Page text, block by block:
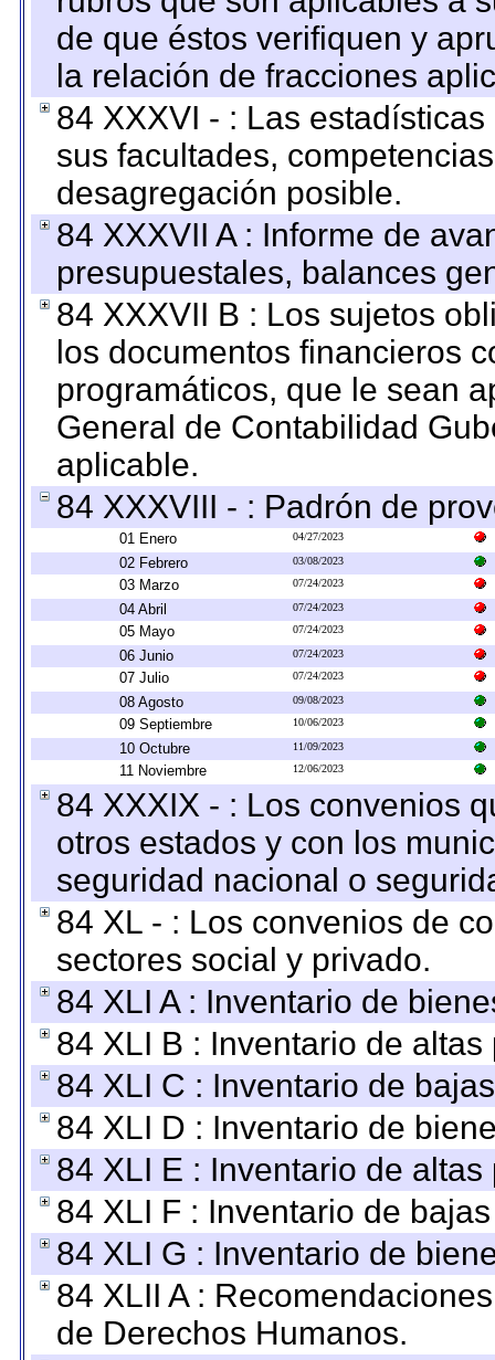
de que éstos verifiquen y
la relación de fracciones
84 XXXVI - : Las
sus facultades,
desagregación posible.
84 XXXVII A : Informe de
presupuestales, balances
84 XXXVII B : Los sujetos
los documentos financieros
programáticos, que le sean
General de Contabilidad
aplicable.
84 XXXVIII - : Padrón de
01 Enero 04/27/2023
02 Febrero 03/08/2023
03 Marzo 07/24/2023
04 Abril 07/24/2023
05 Mayo 07/24/2023
06 Junio 07/24/2023
07 Julio 07/24/2023
08 Agosto 09/08/2023
09 Septiembre 10/06/2023
10 Octubre 11/09/2023
11 Noviembre 12/06/2023
84 XXXIX - : Los convenios
otros estados y con los
seguridad nacional o
84 XL - : Los convenios de
sectores social y privado.
84 XLI A : Inventario de
84 XLI B : Inventario de
84 XLI C : Inventario de
84 XLI D : Inventario de
84 XLI E : Inventario de
84 XLI F : Inventario de
84 XLI G : Inventario de
84 XLII A :
de Derechos Humanos.